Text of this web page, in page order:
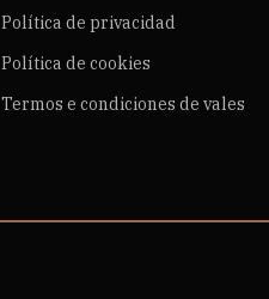
Política de privacidad
Política de cookies
Termos e condiciones de vales